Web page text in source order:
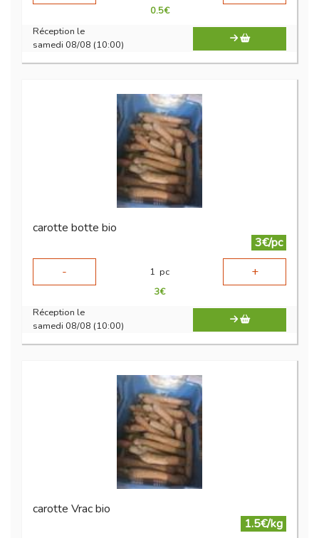
0.5€
Réception le
samedi 08/08 (10:00)
carotte botte bio
3€/pc
-
1 pc +
3€
Réception le
samedi 08/08 (10:00)
carotte Vrac bio
1.5€/kg